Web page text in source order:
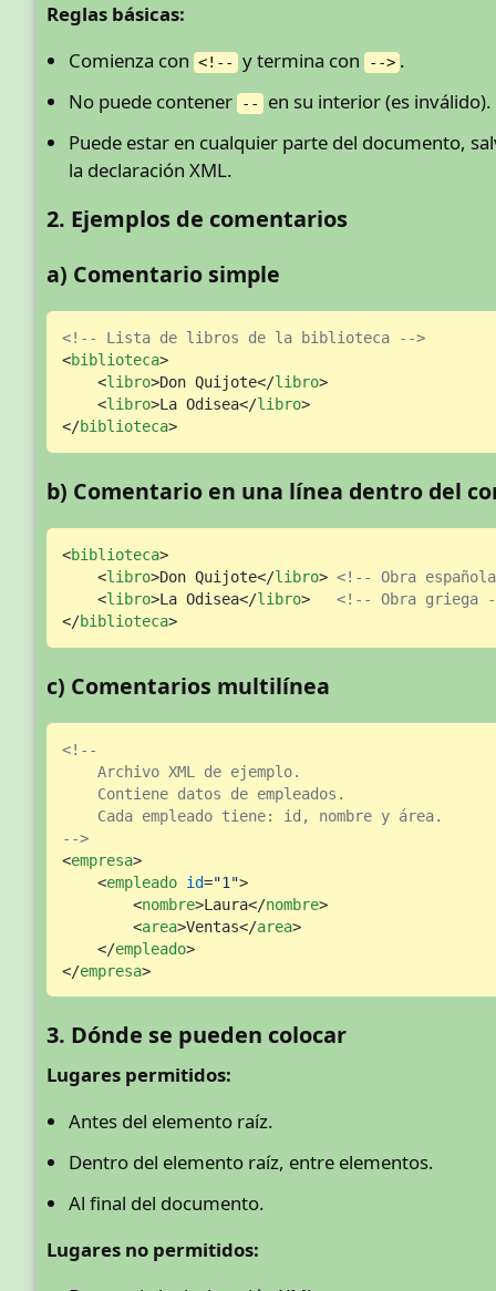
Reglas básicas:
Comienza con <!-- y termina con --> .
No puede contener
--
en su interior (es inválido).
Puede estar en cualquier parte del documento,
la declaración XML.
2. Ejemplos de comentarios
a) Comentario simple
<!-- Lista de libros de la biblioteca -->
<biblioteca>
<libro>Don Quijote</libro>
<libro>La Odisea</libro>
</biblioteca>
b) Comentario en una línea dentro del
<biblioteca>
<libro>Don Quijote</libro> <!-- Obra
<libro>La Odisea</libro>
<!-- Obra griega
</biblioteca>
c) Comentarios multilínea
<!--
    Archivo XML de ejemplo.
    Contiene datos de empleados.
    Cada empleado tiene: id, nombre y área.
-->
<empresa>
<empleado id="1">
<nombre>Laura</nombre>
<area>Ventas</area>
</empleado>
</empresa>
3. Dónde se pueden colocar
Lugares permitidos:
Antes del elemento raíz.
Dentro del elemento raíz, entre elementos.
Al final del documento.
Lugares no permitidos: